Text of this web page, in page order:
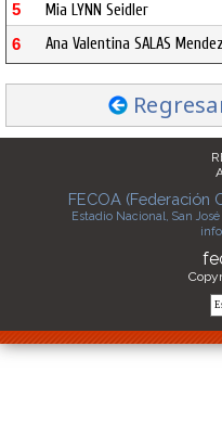
5 Mia LYNN Seidler
6 Ana Valentina SALAS Mendez
FECOA (Federación
Estadio Nacional, San